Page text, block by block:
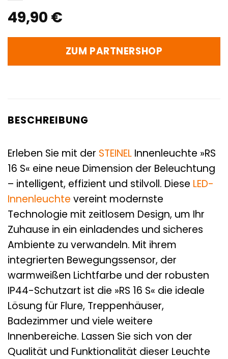
49,90 €
ZUM PARTNERSHOP
BESCHREIBUNG
Erleben Sie mit der STEINEL Innenleuchte »RS
16 S« eine neue Dimension der Beleuchtung
– intelligent, effizient und stilvoll. Diese LED-
Innenleuchte vereint modernste
Technologie mit zeitlosem Design, um Ihr
Zuhause in ein einladendes und sicheres
Ambiente zu verwandeln. Mit ihrem
integrierten Bewegungssensor, der
warmweißen Lichtfarbe und der robusten
IP44-Schutzart ist die »RS 16 S« die ideale
Lösung für Flure, Treppenhäuser,
Badezimmer und viele weitere
Innenbereiche. Lassen Sie sich von der
Qualität und Funktionalität dieser Leuchte